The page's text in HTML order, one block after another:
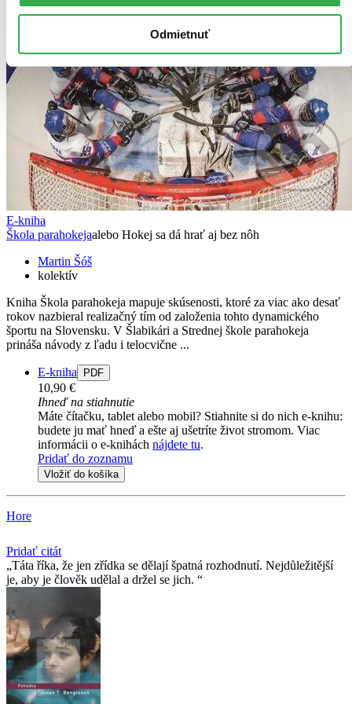
Odmietnuť
E-kniha
Škola parahokejaalebo Hokej sa dá hrať aj bez nôh
Martin Šóš
kolektív
Kniha Škola parahokeja mapuje skúsenosti, ktoré za viac ako desať
rokov nazbieral realizačný tím od založenia tohto dynamického
športu na Slovensku. V Šlabikári a Strednej škole parahokeja
prináša návody z ľadu i telocvične ...
E-kniha PDF
10,90 €
Ihneď na stiahnutie
Máte čítačku, tablet alebo mobil? Stiahnite si do nich e-knihu:
budete ju mať hneď a ešte aj ušetríte život stromom. Viac
informácii o e-knihách nájdete tu.
Pridať do zoznamu
Vložiť do košíka
Hore
Pridať citát
Táta říka, že jen zřídka se dělají špatná rozhodnutí. Nejdůležitější
je, aby je člověk udělal a držel se jich.